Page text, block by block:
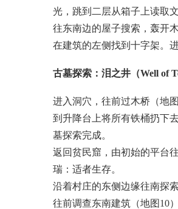
光，跳到二层从箱子上读取
往东南边的屋子搜索，轰开
在建筑的左侧找到十字架。
古墓探索：泪之井（Well of
进入洞穴，往前过木桥（地
到升降台上将所有铁桶扔下
墓探索完成。
返回贫民窟，由初始的平台
瑞：适者生存。
沿着村庄的东侧边缘往南探
往前调查东南建筑（地图10